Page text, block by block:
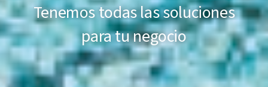
Tenemos todas las soluciones
para tu negocio